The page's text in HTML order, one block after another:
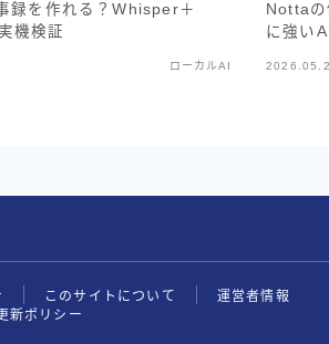
録を作れる？Whisper＋
機検証
ローカルAI
Nottaの
に強い
このサイトについて
運営者情報
新ポリシー